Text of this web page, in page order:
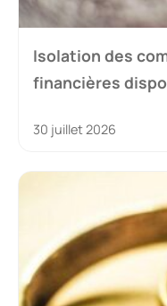
Isolation des
financières
30 juillet 2026